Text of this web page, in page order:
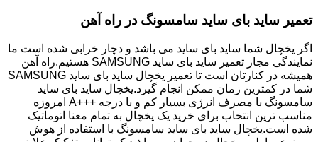
تعمیر ساید بای ساید سامسونگ در راه آهن
اگر یخچال شما ساید بای ساید می باشد و دچار خرابی شده است ما
نمایندگی مجاز تعمیر ساید بای ساید SAMSUNG هستیم.راه آهن
همیشه در کنارتان است تا تعمیر یخچال ساید بای ساید SAMSUNG
شما در کمترین زمان ممکن انجام گیرد.یخچال ساید بای ساید
سامسونگ با مصرف انرژی بسیار کم و با درجه +++A امروزه
مناسب ترین انتخاب برای خرید یک یخچال به تمام معنا اتوماتیک
شده است.یخچال ساید بای ساید سامسونگ با استفاده از هوش